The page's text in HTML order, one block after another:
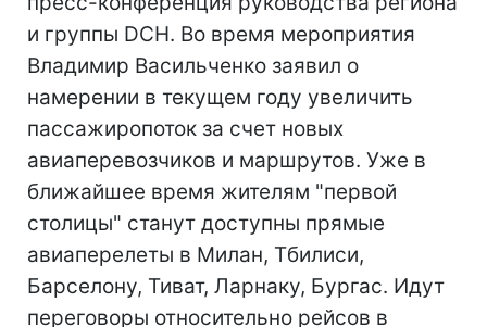
и группы DCH. Во время мероприятия
Владимир Васильченко заявил о
намерении в текущем году увеличить
пассажиропоток за счет новых
авиаперевозчиков и маршрутов. Уже в
ближайшее время жителям "первой
столицы" станут доступны прямые
авиаперелеты в Милан, Тбилиси,
Барселону, Тиват, Ларнаку, Бургас. Идут
переговоры относительно рейсов в